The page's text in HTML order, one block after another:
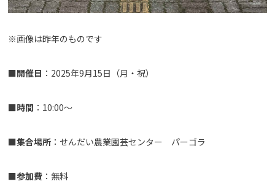
※画像は昨年のものです
■開催日 ：2025年9月15日（月・祝）
■時間 ：10:00～
■集合場所 ：せんだい農業園芸センター パーゴラ
■参加費 ：無料